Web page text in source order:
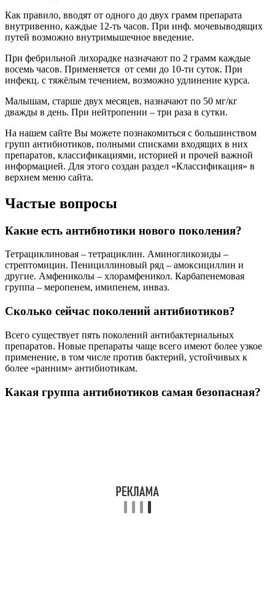
Как правило, вводят от одного до двух грамм препарата
внутривенно, каждые 12-ть часов. При инф. мочевыводящих
путей возможно внутримышечное введение.
При фебрильной лихорадке назначают по 2 грамм каждые
восемь часов. Применяется от семи до 10-ти суток. При
инфекц. с тяжёлым течением, возможно удлинение курса.
Малышам, старше двух месяцев, назначают по 50 мг/кг
дважды в день. При нейтропении – три раза в сутки.
На нашем сайте Вы можете познакомиться с большинством
групп антибиотиков, полными списками входящих в них
препаратов, классификациями, историей и прочей важной
информацией. Для этого создан раздел «Классификация» в
верхнем меню сайта.
Частые вопросы
Какие есть антибиотики нового поколения?
Тетрациклиновая – тетрациклин. Аминогликозиды –
стрептомицин. Пенициллиновый ряд – амоксициллин и
другие. Амфениколы – хлорамфеникол. Карбапенемовая
группа – меропенем, имипенем, инваз.
Сколько сейчас поколений антибиотиков?
Всего существует пять поколений антибактериальных
препаратов. Новые препараты чаще всего имеют более узкое
применение, в том числе против бактерий, устойчивых к
более «ранним» антибиотикам.
Какая группа антибиотиков самая безопасная?